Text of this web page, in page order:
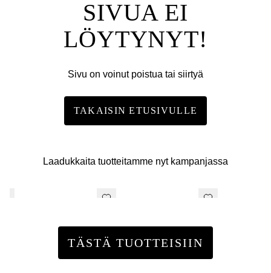
SIVUA EI
LÖYTYNYT!
Sivu on voinut poistua tai siirtyä
TAKAISIN ETUSIVULLE
Laadukkaita tuotteitamme nyt kampanjassa
TÄSTÄ TUOTTEISIIN